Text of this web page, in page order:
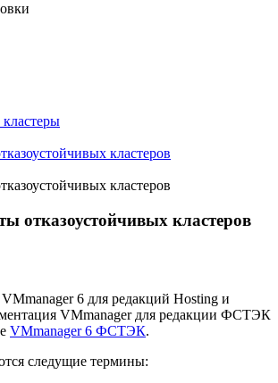
кластеров
кластеров
отказоустойчивых кластеров
6 для редакций Hosting и
VMmanager для редакции ФСТЭК
VMmanager 6 ФСТЭК.
следущие термины: